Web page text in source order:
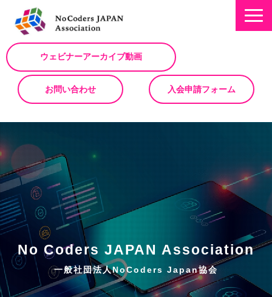
ウェビナーアーカイブ動画
お問い合わせ 入会申請フォーム
ミッション
お知らせ/NEWS
NoCodeサミット
イベント一覧
入会について
No Code サービスを動画で紹介
ノーコードコラム
No Coders JAPAN Association
一般社団法人NoCoders Japan協会